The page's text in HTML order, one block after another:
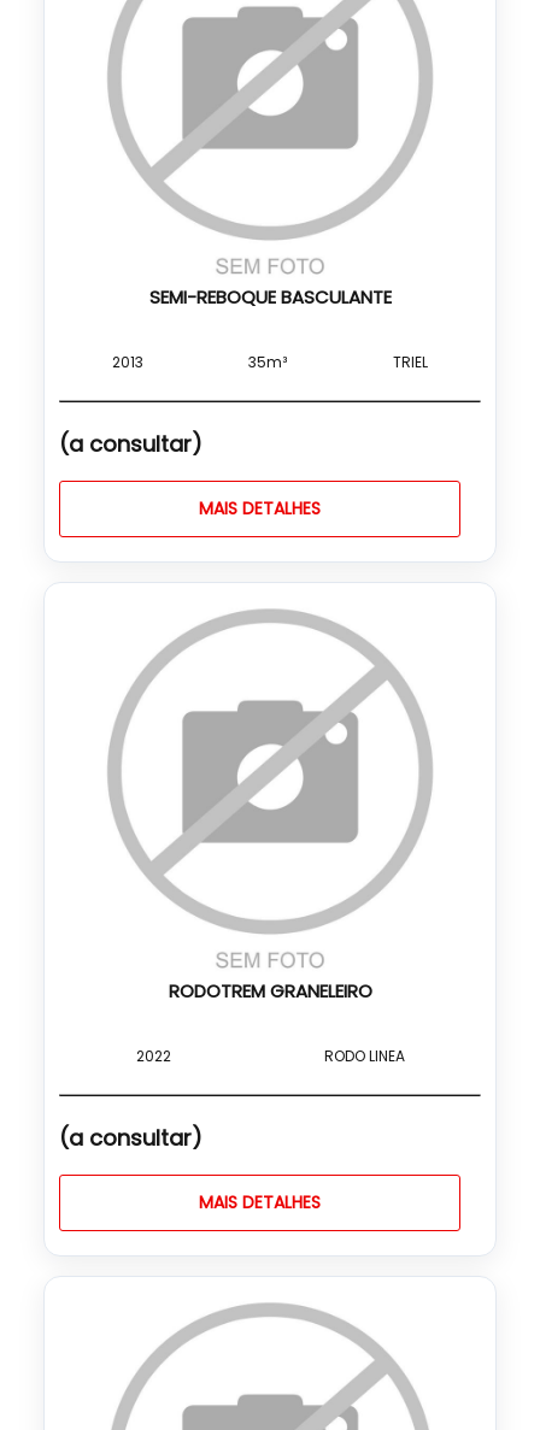
SEMI-REBOQUE BASCULANTE
2013 35m³ TRIEL
(a consultar)
MAIS DETALHES
RODOTREM GRANELEIRO
2022 RODO LINEA
(a consultar)
MAIS DETALHES